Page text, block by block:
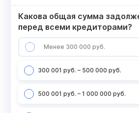
Какова общая сумма
перед всеми кредиторами?
Менее 300 000 руб.
300 001 руб. – 500 000 руб.
500 001 руб. – 1 000 000 руб.